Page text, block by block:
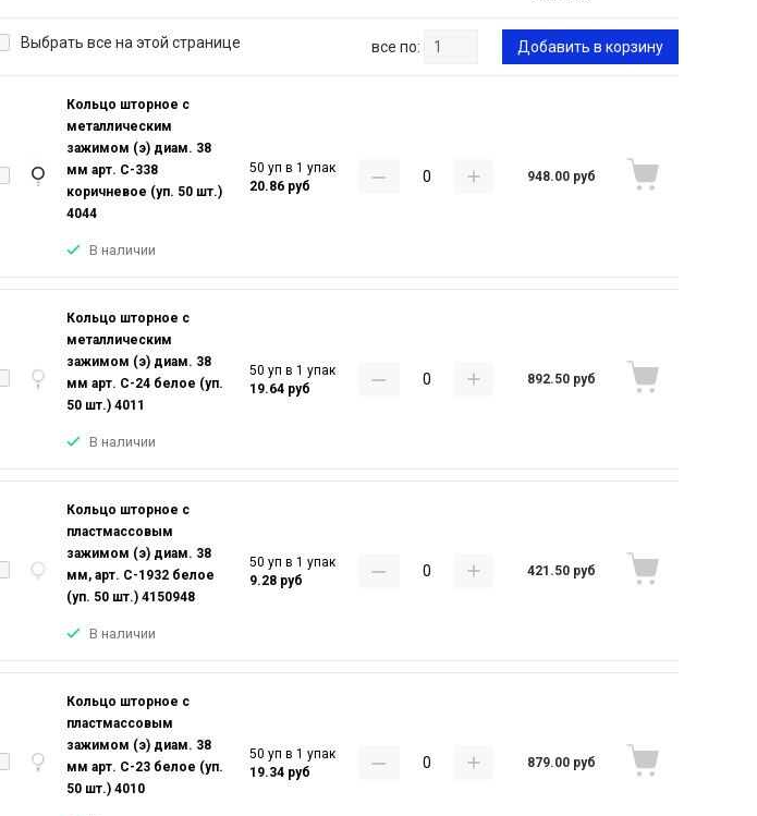
Выбрать все на этой странице все по: Добавить в корзину
Кольцо шторное с
металлическим
зажимом (э) диам. 38
мм арт. С-338
коричневое (уп. 50 шт.)
4044
В наличии
50 уп в 1 упак
20.86 руб
948.00 руб
Кольцо шторное с
металлическим
зажимом (э) диам. 38
мм арт. С-24 белое (уп.
50 шт.) 4011
В наличии
50 уп в 1 упак
19.64 руб
892.50 руб
Кольцо шторное с
пластмассовым
зажимом (э) диам. 38
мм, арт. С-1932 белое
(уп. 50 шт.) 4150948
В наличии
50 уп в 1 упак
9.28 руб
421.50 руб
Кольцо шторное с
пластмассовым
зажимом (э) диам. 38
мм арт. С-23 белое (уп.
50 шт.) 4010
50 уп в 1 упак
19.34 руб
879.00 руб